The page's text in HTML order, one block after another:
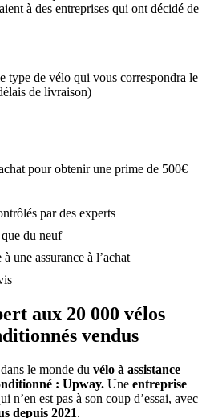
à des entreprises qui ont décidé de
type de vélo qui vous correspondra le
de livraison)
pour obtenir une prime de 500€
par des experts
du neuf
une assurance à l’achat
aux 20 000 vélos
vendus
le monde du vélo à assistance
: Upway. Une entreprise
n’en est pas à son coup d’essai, avec
depuis 2021.